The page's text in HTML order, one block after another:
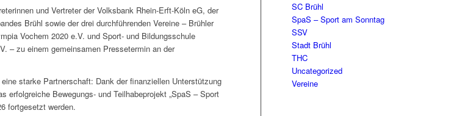
und Vertreter der Volksbank Rhein-Erft-Köln eG, der
Brühl sowie der drei durchführenden Vereine – Brühler
Vochem 2020 e.V. und Sport- und Bildungsschule
– zu einem gemeinsamen Pressetermin an der
starke Partnerschaft: Dank der finanziellen Unterstützung
erfolgreiche Bewegungs- und Teilhabeprojekt „SpaS – Sport
fortgesetzt werden.
SC Brühl
SpaS – Sport am Sonntag
SSV
Stadt Brühl
THC
Uncategorized
Vereine